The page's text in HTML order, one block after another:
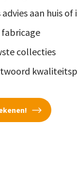
advies aan huis
fabricage
collecties